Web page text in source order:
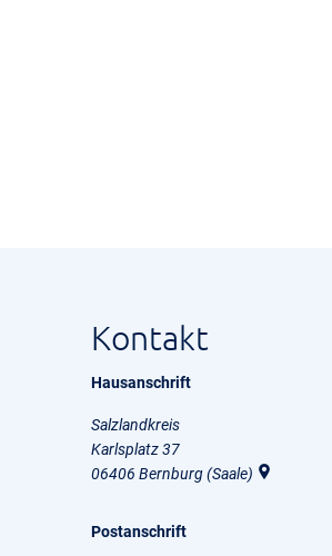
Kontakt
Hausanschrift
Salzlandkreis
Karlsplatz 37
06406 Bernburg (Saale)
Postanschrift